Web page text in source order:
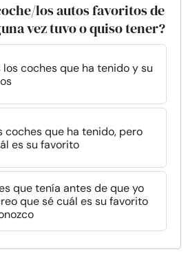
los autos favoritos de
vez tuvo o quiso tener?
coches que ha tenido y su
coches que ha tenido, pero
es su favorito
que tenía antes de que yo
que sé cuál es su favorito